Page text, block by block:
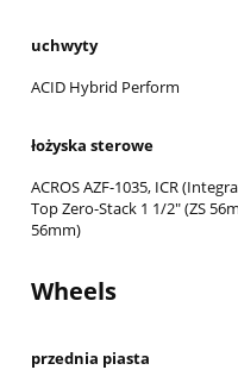
uchwyty
ACID Hybrid Perform
łożyska sterowe
ACROS AZF-1035, ICR
Top Zero-Stack 1 1/2" (ZS
56mm)
Wheels
przednia piasta